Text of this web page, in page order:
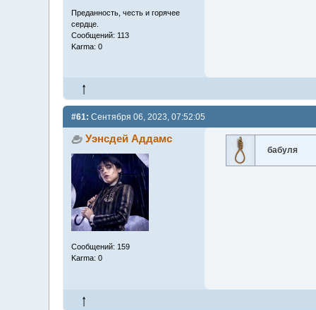
Преданность, честь и горячее
сердце.
Сообщений: 113
Karma: 0
#61: Сентября 06, 2023, 07:52:05
Уэнсдей Аддамс
Сообщений: 159
Karma: 0
бабуля